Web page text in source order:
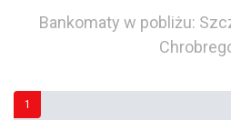
Bankomaty w pobliżu:
1